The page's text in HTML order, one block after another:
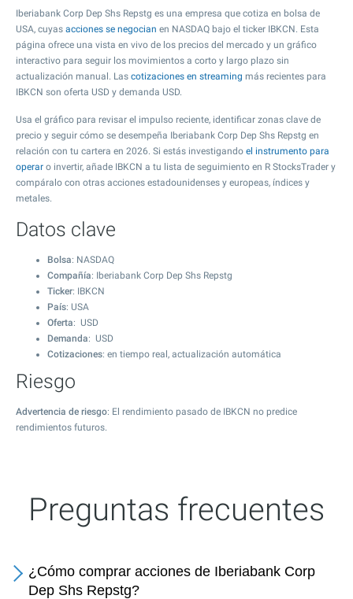
Iberiabank Corp Dep Shs Repstg es una empresa que cotiza en bolsa de
USA, cuyas acciones se negocian en NASDAQ bajo el ticker IBKCN. Esta
página ofrece una vista en vivo de los precios del mercado y un gráfico
interactivo para seguir los movimientos a corto y largo plazo sin
actualización manual. Las cotizaciones en streaming más recientes para
IBKCN son oferta USD y demanda USD.
Usa el gráfico para revisar el impulso reciente, identificar zonas clave de
precio y seguir cómo se desempeña Iberiabank Corp Dep Shs Repstg en
relación con tu cartera en 2026. Si estás investigando el instrumento para
operar o invertir, añade IBKCN a tu lista de seguimiento en R StocksTrader y
compáralo con otras acciones estadounidenses y europeas, índices y
metales.
Datos clave
Bolsa: NASDAQ
Compañía: Iberiabank Corp Dep Shs Repstg
Ticker: IBKCN
País: USA
Oferta: USD
Demanda: USD
Cotizaciones: en tiempo real, actualización automática
Riesgo
Advertencia de riesgo: El rendimiento pasado de IBKCN no predice
rendimientos futuros.
Preguntas frecuentes
¿Cómo comprar acciones de Iberiabank Corp
Dep Shs Repstg?